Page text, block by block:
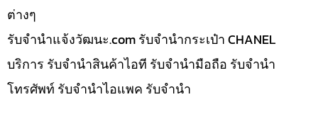
ต่างๆ
รับจํานําแจ้งวัฒนะ.com รับจำนำกระเป๋า CHANEL
บริการ รับจำนำสินค้าไอที รับจำนำมือถือ รับจำนำ
โทรศัพท์ รับจำนำไอแพค รับจำนำ